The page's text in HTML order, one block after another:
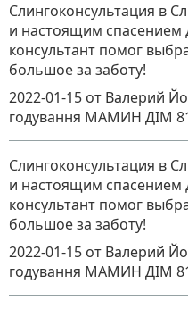
Слингоконсультация в
и настоящим спасением
консультант помог
большое за заботу!
2022-01-15 от Валерий
годування МАМИН ДІМ
Слингоконсультация в
и настоящим спасением
консультант помог
большое за заботу!
2022-01-15 от Валерий
годування МАМИН ДІМ